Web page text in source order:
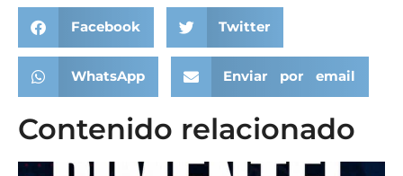
Facebook Twitter
WhatsApp Enviar por email
Contenido relacionado